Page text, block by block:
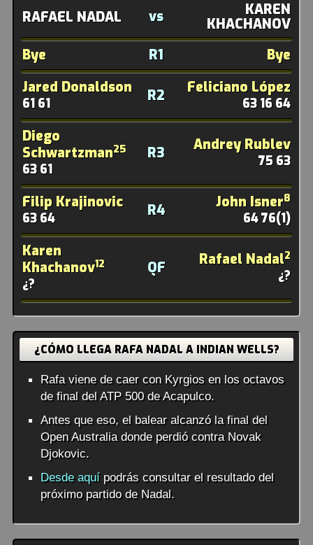
RAFAEL NADAL vs
KAREN
KHACHANOV
Bye
R1
Bye
Jared Donaldson
61 61 R2 Feliciano López
63 16 64
Diego
Schwartzman25
63 61
R3 Andrey Rublev
75 63
Filip Krajinovic
63 64 R4 John Isner8
64 76(1)
Karen
Khachanov12
¿?
QF Rafael Nadal2
¿?
¿CÓMO LLEGA RAFA NADAL A INDIAN WELLS?
Rafa viene de caer con Kyrgios en los octavos
de final del ATP 500 de Acapulco.
Antes que eso, el balear alcanzó la final del
Open Australia donde perdió contra Novak
Djokovic.
Desde aquípodrás consultar el resultado del
próximo partido de Nadal.